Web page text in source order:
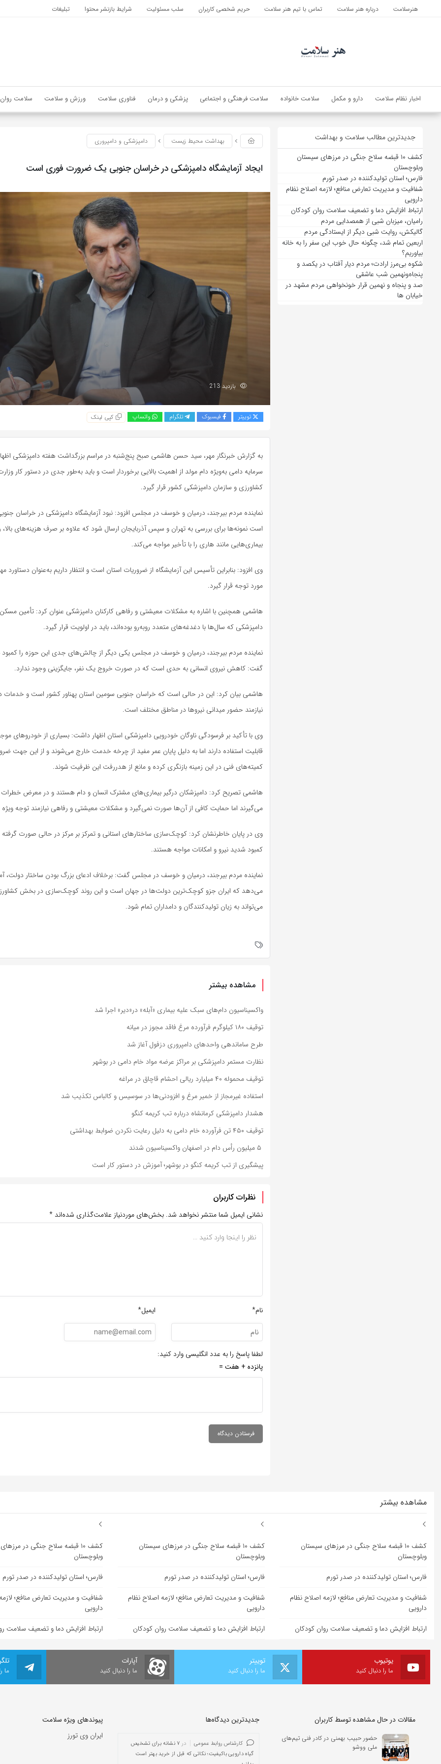
هنرسلامت درباره هنر سلامت تماس با تیم هنر سلامت حریم شخصی کاربران سلب مسئولیت شرایط بازنشر محتوا تبلیغات
اخبار نظام سلامت دارو و مکمل سلامت خانواده سلامت فرهنگی و اجتماعی پزشکی و درمان فناوری سلامت ورزش و سلامت سلامت روان
جدیدترین مطالب سلامت و بهداشت
کشف ۱۰ قبضه سلاح جنگی در مرزهای سیستان
وبلوچستان
فارس؛ استان تولیدکننده در صدر تورم
شفافیت و مدیریت تعارض منافع؛ لازمه اصلاح نظام
دارویی
ارتباط افزایش دما و تضعیف سلامت روان کودکان
رامیان، میزبان شبی از همصدایی مردم
گالیکش، روایت شبی دیگر از ایستادگی مردم
اربعین تمام شد، چگونه حال خوب این سفر را به خانه
بیاوریم؟
شکوه بی‌مرز ارادت؛ مردم دیار آفتاب در یکصد و
پنجاه‌ونهمین شب عاشقی
صد و پنجاه و نهمین قرار خونخواهی مردم مشهد در
خیابان ها
بهداشت محیط زیست دامپزشکی و دامپروری
ایجاد آزمایشگاه دامپزشکی در خراسان جنوبی یک ضرورت فوری است
بازدید 213
توییتر فیسبوک تلگرام واتساپ کپی لینک
به گزارش خبرنگار مهر، سید حسن هاشمی صبح پنج‌شنبه در مراسم بزرگداشت هفته دامپزشکی
سرمایه دامی به‌ویژه دام مولد از اهمیت بالایی برخوردار است و باید به‌طور جدی در دستور کار
کشاورزی و سازمان دامپزشکی کشور قرار گیرد.
نماینده مردم بیرجند، درمیان و خوسف در مجلس افزود: نبود آزمایشگاه دامپزشکی در خراسان
است نمونه‌ها برای بررسی به تهران و سپس آذربایجان ارسال شود که علاوه بر صرف هزینه‌های بالا،
بیماری‌هایی مانند هاری را با تأخیر مواجه می‌کند.
وی افزود: بنابراین تأسیس این آزمایشگاه از ضروریات استان است و انتظار داریم به‌عنوان
مورد توجه قرار گیرد.
هاشمی همچنین با اشاره به مشکلات معیشتی و رفاهی کارکنان دامپزشکی عنوان کرد: تأمین مسکن
دامپزشکی که سال‌ها با دغدغه‌های متعدد روبه‌رو بوده‌اند، باید در اولویت قرار گیرد.
نماینده مردم بیرجند، درمیان و خوسف در مجلس یکی دیگر از چالش‌های جدی این حوزه را کمبود
گفت: کاهش نیروی انسانی به حدی است که در صورت خروج یک نفر، جایگزینی وجود ندارد.
هاشمی بیان کرد: این در حالی است که خراسان جنوبی سومین استان پهناور کشور است و خدمات
نیازمند حضور میدانی نیروها در مناطق مختلف است.
وی با تأکید بر فرسودگی ناوگان خودرویی دامپزشکی استان اظهار داشت: بسیاری از خودروهای
قابلیت استفاده دارند اما به دلیل پایان عمر مفید از چرخه خدمت خارج می‌شوند و از این جهت
کمیته‌های فنی در این زمینه بازنگری کرده و مانع از هدررفت این ظرفیت شوند.
هاشمی تصریح کرد: دامپزشکان درگیر بیماری‌های مشترک انسان و دام هستند و در معرض خطرات
می‌گیرند اما حمایت کافی از آن‌ها صورت نمی‌گیرد و مشکلات معیشتی و رفاهی نیازمند توجه
وی در پایان خاطرنشان کرد: کوچک‌سازی ساختارهای استانی و تمرکز بر مرکز در حالی صورت گرفته
کمبود شدید نیرو و امکانات مواجه هستند.
نماینده مردم بیرجند، درمیان و خوسف در مجلس گفت: برخلاف ادعای بزرگ بودن ساختار دولت،
می‌دهد که ایران جزو کوچک‌ترین دولت‌ها در جهان است و این روند کوچک‌سازی در بخش
می‌تواند به زیان تولیدکنندگان و دامداران تمام شود.
مشاهده بیشتر
واکسیناسیون دام‌های سبک علیه بیماری «آبله» در«دیر» اجرا شد
توقیف ۱۸۰ کیلوگرم فرآورده مرغ فاقد مجوز در میانه
طرح ساماندهی واحدهای دامپروری دزفول آغاز شد
نظارت مستمر دامپزشکی بر مراکز عرضه مواد خام دامی در بوشهر
توقیف محموله ۴۰ میلیارد ریالی احشام قاچاق در مراغه
استفاده غیرمجاز از خمیر مرغ و افزودنی‌ها در سوسیس و کالباس تکذیب شد
هشدار دامپزشکی کرمانشاه درباره تب کریمه کنگو
توقیف ۴۵۰ تن فرآورده خام دامی به دلیل رعایت نکردن ضوابط بهداشتی
پیشگیری از تب کریمه کنگو در بوشهر؛ آموزش در دستور کار است
نظرات کاربران
نشانی ایمیل شما منتشر نخواهد شد. بخش‌های موردنیاز علامت‌گذاری شده‌اند *
نام* ایمیل*
لطفا پاسخ را به عدد انگلیسی وارد کنید:
پانزده + هفت =
مشاهده بیشتر
کشف ۱۰ قبضه سلاح جنگی در مرزهای سیستان
وبلوچستان
فارس؛ استان تولیدکننده در صدر تورم
شفافیت و مدیریت تعارض منافع؛ لازمه اصلاح نظام
دارویی
ارتباط افزایش دما و تضعیف سلامت روان کودکان
کشف ۱۰ قبضه سلاح جنگی در مرزهای سیستان
وبلوچستان
فارس؛ استان تولیدکننده در صدر تورم
شفافیت و مدیریت تعارض منافع؛ لازمه اصلاح نظام
دارویی
ارتباط افزایش دما و تضعیف سلامت روان کودکان
کشف ۱۰ قبضه سلاح جنگی در
وبلوچستان
فارس؛ استان تولیدکننده در صدر تورم
شفافیت و مدیریت تعارض منافع؛
دارویی
ارتباط افزایش دما و تضعیف سلامت
ما
آپارات
ما را دنبال کنید
توییتر
ما را دنبال کنید
یوتیوب
ما را دنبال کنید
مقالات در حال مشاهده توسط کاربران
حضور حبیب بهمنی در کادر فنی تیم‌های
ملی ووشو
جدیدترین دیدگاه‌‌ها
کارشناس روابط عمومی در
۷ نشانه برای تشخیص
گیاه دارویی باکیفیت؛ نکاتی که قبل از خرید بهتر است
پیوندهای ویژه سلامت
ایران وی تورز